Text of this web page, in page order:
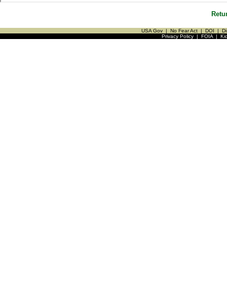
USA Gov | No Fear Act | DOI |
Privacy Policy| FOIA|